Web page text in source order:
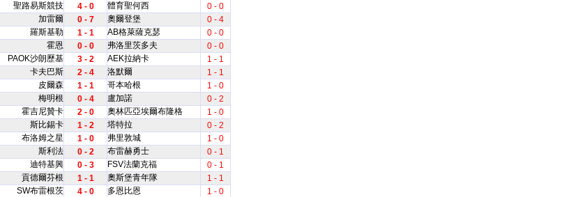
聖路易斯競技 4 - 0 體育聖何西
0 - 0
加雷爾 0 - 7 奧爾登堡
0 - 4
羅斯基勒 1 - 1 AB格萊薩克瑟
0 - 0
霍恩 0 - 0 弗洛里茨多夫
0 - 0
PAOK沙朗歷基 3 - 2 AEK拉納卡
1 - 1
卡夫巴斯 2 - 4 洛默爾
1 - 1
皮爾森 1 - 1 哥本哈根
1 - 0
梅明根 0 - 4 盧加諾
0 - 2
霍吉尼贊卡 2 - 0 奧林匹亞埃爾布隆格
1 - 0
斯比錫卡 1 - 2 塔特拉
0 - 2
布洛姆之星 1 - 0 弗里敦城
1 - 0
斯利法 0 - 2 布雷赫勇士
0 - 1
迪特基興 0 - 3 FSV法蘭克福
0 - 1
貢德爾芬根 1 - 1 奧斯堡青年隊
1 - 1
SW布雷根茨 4 - 0 多恩比恩
1 - 0